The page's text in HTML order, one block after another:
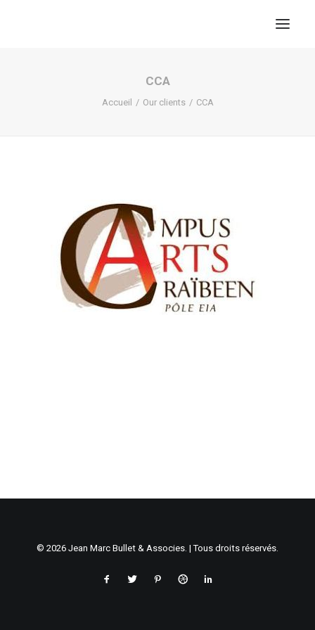
RECHERCHE
PANIER
CCA
Accueil Our clients CCA
© 2026 Jean Marc Bullet & Associes. | Tous droits réservés.